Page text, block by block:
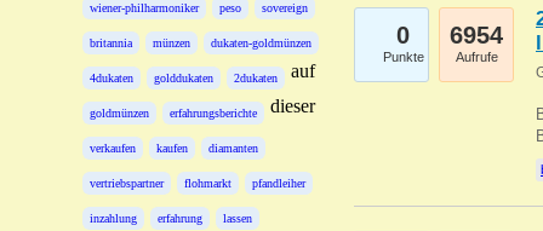
wiener-philharmoniker peso sovereign
britannia münzen dukaten-goldmünzen
4dukaten golddukaten 2dukaten
goldmünzen erfahrungsberichte
verkaufen kaufen diamanten
vertriebspartner flohmarkt pfandleiher
inzahlung erfahrung lassen
auf
dieser
0
Punkte
6954
Aufrufe